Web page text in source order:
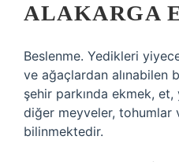
ALAKARGA
Beslenme. Yedikleri
ve ağaçlardan alınabilen
şehir parkında ekmek,
diğer meyveler, tohumlar
bilinmektedir.